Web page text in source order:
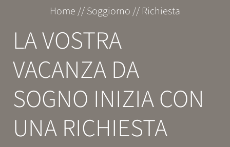
Offerte speciali
Richiesta
Prenotazione
ESPERIENZE
Home//Soggiorno// Richiesta
LA VOSTRA
VACANZA DA
SOGNO INIZIA CON
UNA RICHIESTA